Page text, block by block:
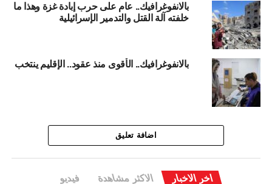
بالانفوغرافيك.. عام على حرب إبادة غزة وهذا ما
خلفته آلة القتل والتدمير الإسرائيلية
بالانفوغرافيك.. الأقوى منذ عقود.. الإقليم ينتخب
اضافة تعليق
اخر الاخبار الاكثر مشاهدة فيديو